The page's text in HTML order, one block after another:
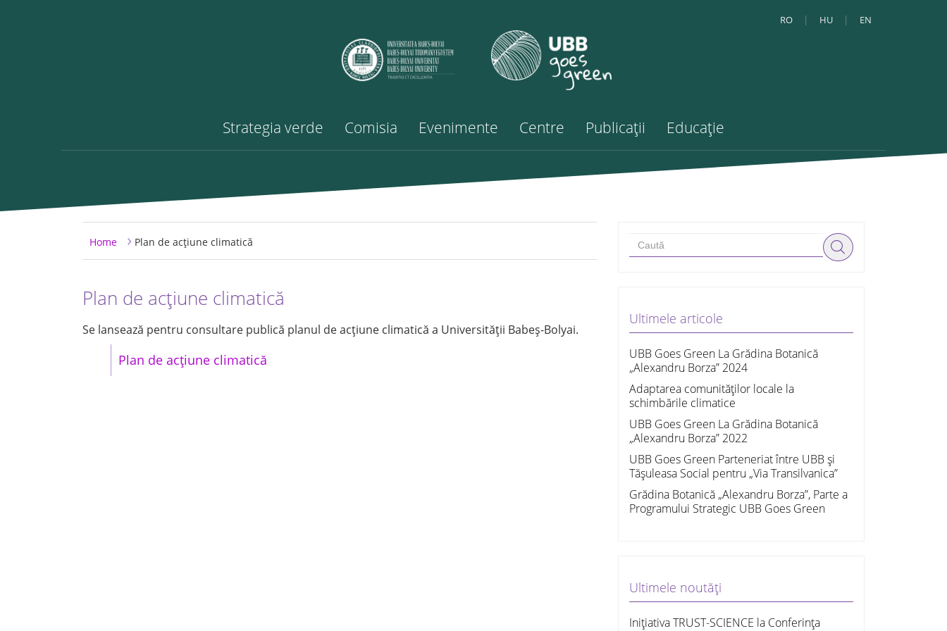
RO HU EN
Strategia verde Comisia Evenimente Centre Publicații Educație
Home › Plan de acțiune climatică
Plan de acțiune climatică
Se lansează pentru consultare publică planul de acțiune climatică a Universității Babeș-Bolyai.
Plan de acțiune climatică
Search
Ultimele articole
UBB Goes Green La Grădina Botanică
„Alexandru Borza” 2024
Adaptarea comunităților locale la
schimbările climatice
UBB Goes Green La Grădina Botanică
„Alexandru Borza” 2022
UBB Goes Green Parteneriat între UBB și
Tășuleasa Social pentru „Via Transilvanica”
Grădina Botanică „Alexandru Borza”, Parte a
Programului Strategic UBB Goes Green
Ultimele noutăți
Inițiativa TRUST-SCIENCE la Conferința